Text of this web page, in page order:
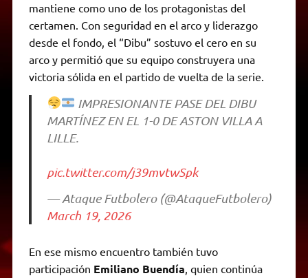
mantiene como uno de los protagonistas del
certamen. Con seguridad en el arco y liderazgo
desde el fondo, el “Dibu” sostuvo el cero en su
arco y permitió que su equipo construyera una
victoria sólida en el partido de vuelta de la serie.
IMPRESIONANTE PASE DEL DIBU
MARTÍNEZ EN EL 1-0 DE ASTON VILLA A
LILLE.
pic.twitter.com/j39mvtwSpk
— Ataque Futbolero (@AtaqueFutbolero)
March 19, 2026
En ese mismo encuentro también tuvo
participación Emiliano Buendía, quien continúa